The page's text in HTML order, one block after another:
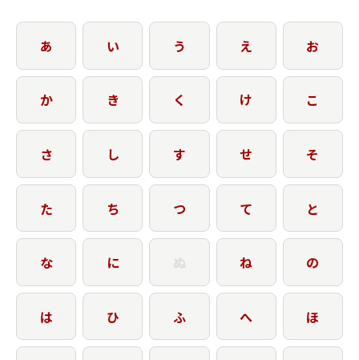
あ い う え お
か き く け こ
さ し す せ そ
た ち つ て と
な に ぬ ね の
は ひ ふ へ ほ